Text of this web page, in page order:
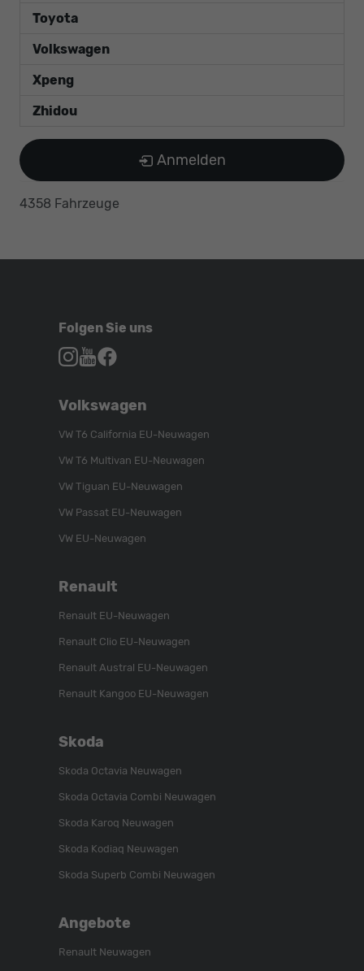
Toyota
Volkswagen
Xpeng
Zhidou
Anmelden
4358 Fahrzeuge
Folgen Sie uns
Autohaus
Sie
Instagram
Autohaus
Sie
unser
Kanal
Sie
Facebook
Volkswagen
VW T6 California EU-Neuwagen
VW T6 Multivan EU-Neuwagen
VW Tiguan EU-Neuwagen
VW Passat EU-Neuwagen
VW EU-Neuwagen
Renault
Renault EU-Neuwagen
Renault Clio EU-Neuwagen
Renault Austral EU-Neuwagen
Renault Kangoo EU-Neuwagen
Skoda
Skoda Octavia Neuwagen
Skoda Octavia Combi Neuwagen
Skoda Karoq Neuwagen
Skoda Kodiaq Neuwagen
Skoda Superb Combi Neuwagen
Angebote
Renault Neuwagen